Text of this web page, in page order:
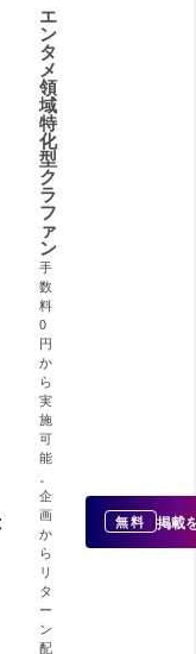
エ
ン
タ
メ
領
域
特
化
型
ク
ラ
フ
ァ
ン
手
数
料
0
円
か
ら
実
施
可
能
企
画
か
ら
リ
タ
ー
ン
配
無料 掲載